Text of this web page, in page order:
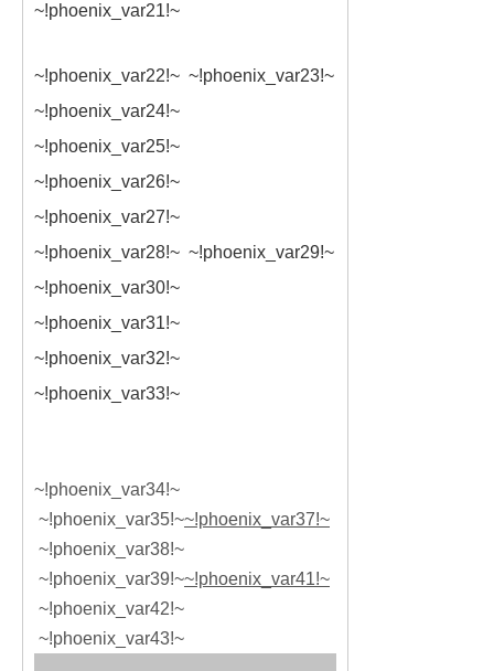
~!phoenix_var21!~
~!phoenix_var22!~ ~!phoenix_var23!~
~!phoenix_var24!~
~!phoenix_var25!~
~!phoenix_var26!~
~!phoenix_var27!~
~!phoenix_var28!~ ~!phoenix_var29!~
~!phoenix_var30!~
~!phoenix_var31!~
~!phoenix_var32!~
~!phoenix_var33!~
~!phoenix_var34!~
~!phoenix_var35!~~!phoenix_var37!~
~!phoenix_var38!~
~!phoenix_var39!~~!phoenix_var41!~
~!phoenix_var42!~
~!phoenix_var43!~